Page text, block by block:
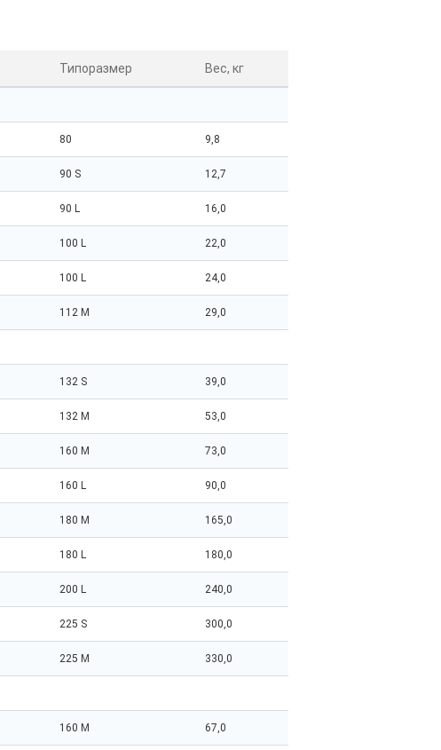
Типоразмер Вес, кг
80 9,8
90 S 12,7
90 L 16,0
100 L 22,0
100 L 24,0
112 M 29,0
132 S 39,0
132 M 53,0
160 M 73,0
160 L 90,0
180 M 165,0
180 L 180,0
200 L 240,0
225 S 300,0
225 M 330,0
160 M 67,0